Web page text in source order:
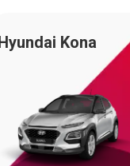
Kona